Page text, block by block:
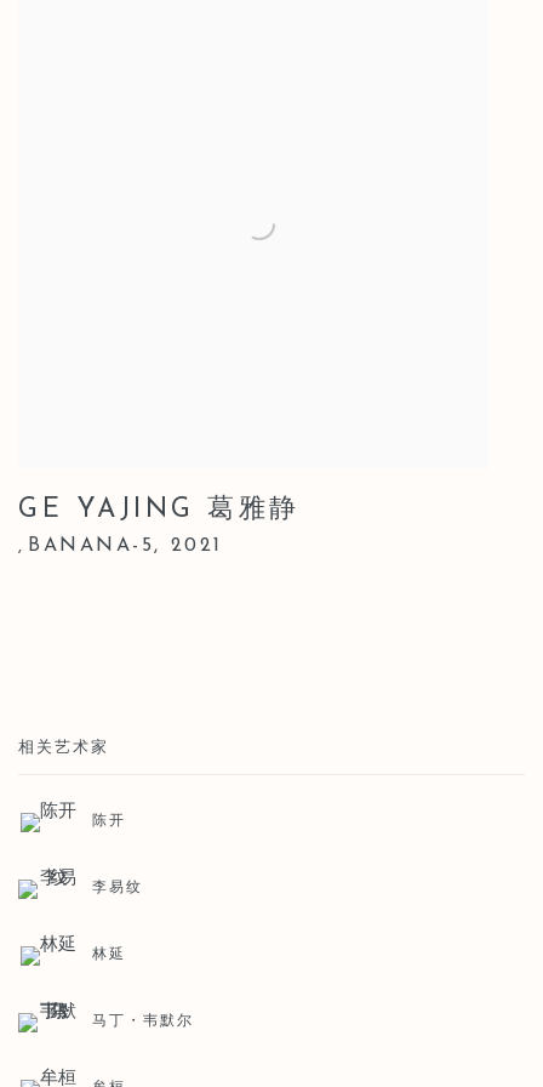
GE YAJING 葛雅静
, BANANA-5, 2021
相关艺术家
陈开
李易纹
林延
马丁・韦默尔